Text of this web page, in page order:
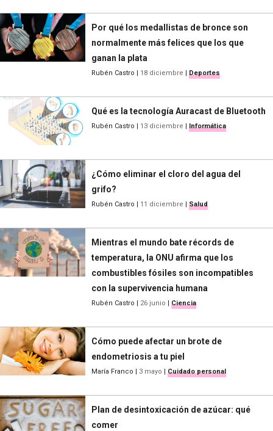
Por qué los medallistas de bronce son
normalmente más felices que los que
ganan la plata
Rubén Castro 18 diciembre Deportes
Qué es la tecnología Auracast de Bluetooth
Rubén Castro 13 diciembre Informática
¿Cómo eliminar el cloro del agua del
grifo?
Rubén Castro 11 diciembre Salud
Mientras el mundo bate récords de
temperatura, la ONU afirma que los
combustibles fósiles son incompatibles
con la supervivencia humana
Rubén Castro 26 junio Ciencia
Cómo puede afectar un brote de
endometriosis a tu piel
María Franco 3 mayo Cuidado personal
Plan de desintoxicación de azúcar: qué
comer